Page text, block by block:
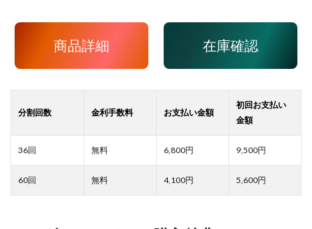
商品詳細 在庫確認
6,800 9,500
4,100 5,600